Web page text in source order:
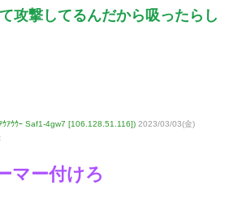
攻撃してるんだから吸ったらし
ｳｱｳｳｰ Saf1-4gw7 [106.128.51.116]) 2023/03/03(金)
マー付けろ